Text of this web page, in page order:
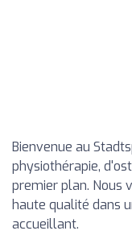
Bienvenue au
physiothérapie,
premier plan. Nous
haute qualité dans
accueillant.